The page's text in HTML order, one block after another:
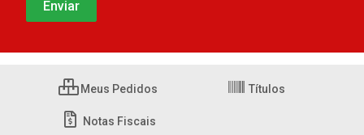
Meus Pedidos Títulos
Notas Fiscais